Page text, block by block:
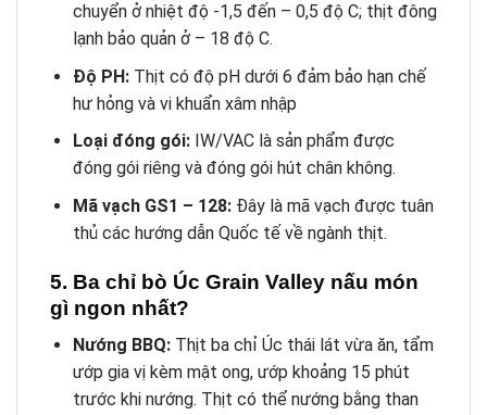
chuyển ở nhiệt độ -1,5 đến – 0,5 độ C; thịt đông
lạnh bảo quản ở – 18 độ C.
Độ PH:Thịt có độ pH dưới 6 đảm bảo hạn chế
hư hỏng và vi khuẩn xâm nhập
Loại đóng gói:IW/VAC là sản phẩm được
đóng gói riêng và đóng gói hút chân không.
Mã vạch GS1 – 128:Đây là mã vạch được tuân
thủ các hướng dẫn Quốc tế về ngành thịt.
5. Ba chỉ bò Úc Grain Valley nấu món
gì ngon nhất?
Nướng BBQ:Thịt ba chỉ Úc thái lát vừa ăn, tẩm
ướp gia vị kèm mật ong, ướp khoảng 15 phút
trước khi nướng. Thịt có thể nướng bằng than